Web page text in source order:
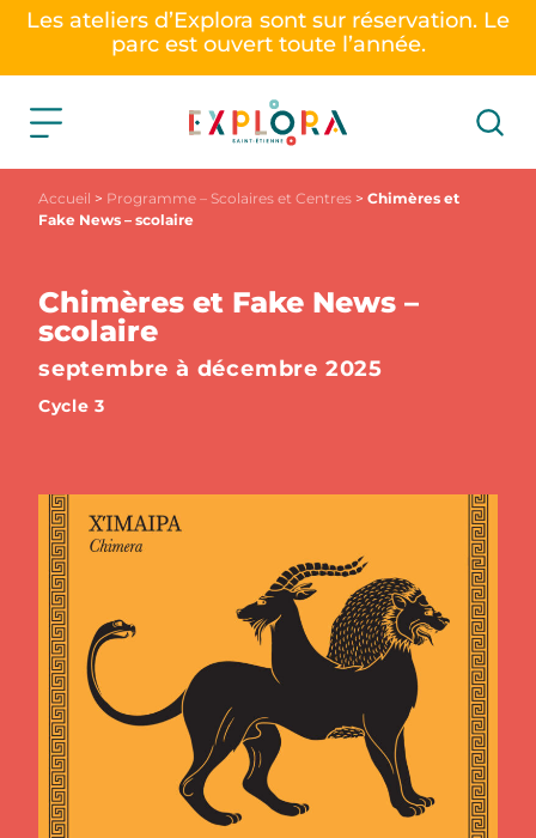
Les ateliers d’Explora sont sur réservation. Le
parc est ouvert toute l’année.
Accueil > Programme – Scolaires et Centres > Chimères et
Fake News – scolaire
Chimères et Fake News –
scolaire
septembre à décembre 2025
Cycle 3